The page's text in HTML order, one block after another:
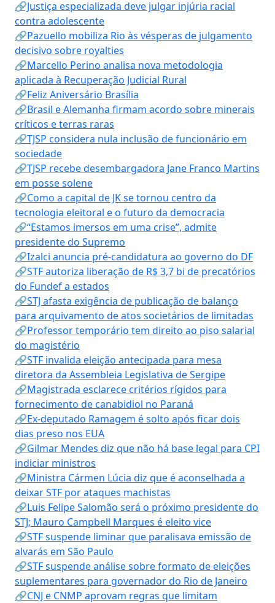
🔗Justiça especializada deve julgar injúria racial
contra adolescente
🔗Pazuello mobiliza Rio às vésperas de julgamento
decisivo sobre royalties
🔗Marcello Perino analisa nova metodologia
aplicada à Recuperação Judicial Rural
🔗Feliz Aniversário Brasília
🔗Brasil e Alemanha firmam acordo sobre minerais
críticos e terras raras
🔗TJSP considera nula inclusão de funcionário em
sociedade
🔗TJSP recebe desembargadora Jane Franco Martins
em posse solene
🔗Como a capital de JK se tornou centro da
tecnologia eleitoral e o futuro da democracia
🔗“Estamos imersos em uma crise”, admite
presidente do Supremo
🔗Izalci anuncia pré-candidatura ao governo do DF
🔗STF autoriza liberação de R$ 3,7 bi de precatórios
do Fundef a estados
🔗STJ afasta exigência de publicação de balanço
para arquivamento de atos societários de limitadas
🔗Professor temporário tem direito ao piso salarial
do magistério
🔗STF invalida eleição antecipada para mesa
diretora da Assembleia Legislativa de Sergipe
🔗Magistrada esclarece critérios rígidos para
fornecimento de canabidiol no Paraná
🔗Ex-deputado Ramagem é solto após ficar dois
dias preso nos EUA
🔗Gilmar Mendes diz que não há base legal para CPI
indiciar ministros
🔗Ministra Cármen Lúcia diz que é aconselhada a
deixar STF por ataques machistas
🔗Luis Felipe Salomão será o próximo presidente do
STJ; Mauro Campbell Marques é eleito vice
🔗STF suspende liminar que paralisava emissão de
alvarás em São Paulo
🔗STF suspende análise sobre formato de eleições
suplementares para governador do Rio de Janeiro
🔗CNJ e CNMP aprovam regras que limitam